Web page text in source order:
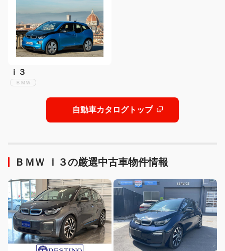
ｉ３
ＢＭＷ
自動車カタログトップ
ＢＭＷ ｉ３の厳選中古車物件情報